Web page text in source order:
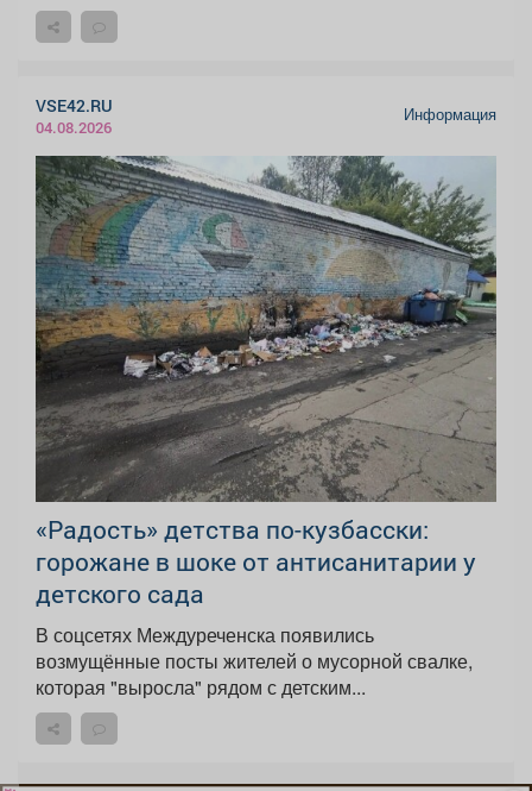
VSE42.RU
04.08.2026
Информация
«Радость» детства по-кузбасски:
горожане в шоке от антисанитарии у
детского сада
В соцсетях Междуреченска появились
возмущённые посты жителей о мусорной свалке,
которая "выросла" рядом с детским...